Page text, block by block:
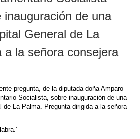
inauguración de una
General de La
a la señora consejera
pregunta, de la diputada doña Amparo
Socialista, sobre inauguración de una
de La Palma. Pregunta dirigida a la señora